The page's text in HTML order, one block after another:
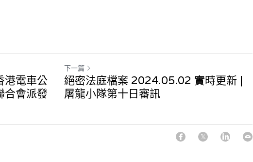
港電車公
合會派發
下一篇
絕密法庭檔案 2024.05.02 實時更新 |
屠龍小隊第十日審訊